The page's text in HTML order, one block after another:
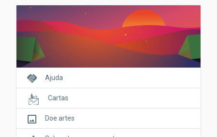
handshake Ajuda
Cartas
crop_original Doe artes